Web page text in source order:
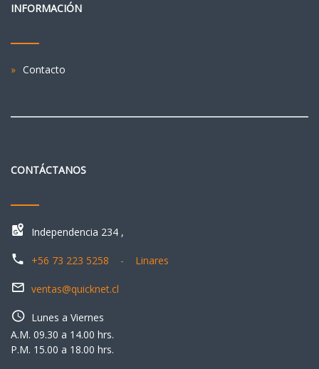
INFORMACIÓN
Contacto
CONTÁCTANOS
Independencia 234 ,
+56 73 223 5258 - Linares
ventas@quicknet.cl
Lunes a Viernes
A.M. 09.30 a 14.00 hrs.
P.M. 15.00 a 18.00 hrs.